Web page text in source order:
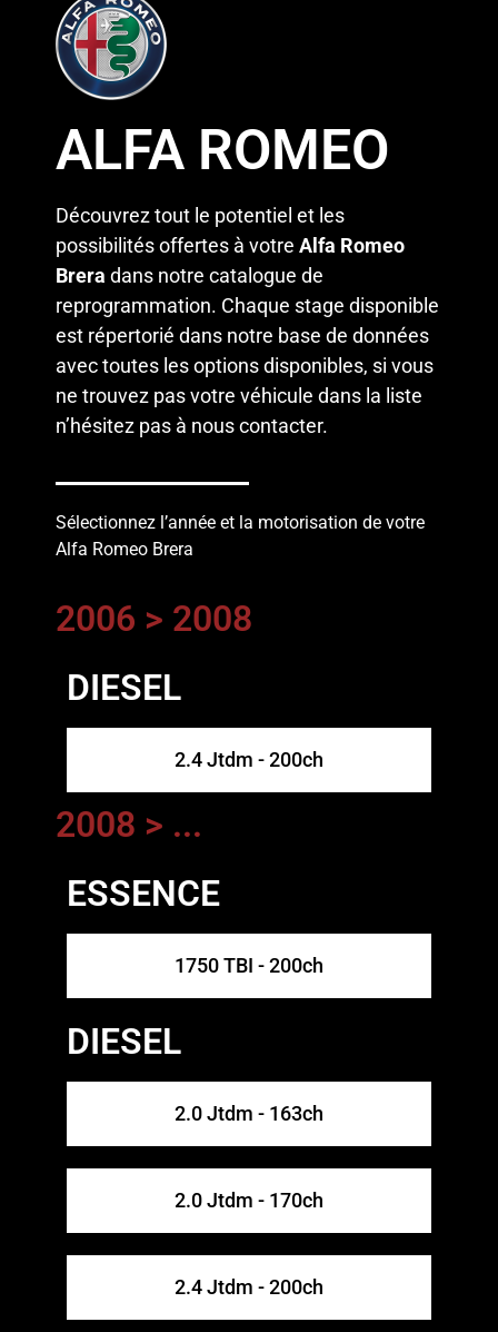
ALFA ROMEO
Découvrez tout le potentiel et les
possibilités offertes à votre Alfa Romeo
Brera dans notre catalogue de
reprogrammation. Chaque stage disponible
est répertorié dans notre base de données
avec toutes les options disponibles, si vous
ne trouvez pas votre véhicule dans la liste
n’hésitez pas à nous contacter.
Sélectionnez l’année et la motorisation de votre
Alfa Romeo Brera
2006 > 2008
DIESEL
2.4 Jtdm - 200ch
2008 > ...
ESSENCE
1750 TBI - 200ch
DIESEL
2.0 Jtdm - 163ch
2.0 Jtdm - 170ch
2.4 Jtdm - 200ch